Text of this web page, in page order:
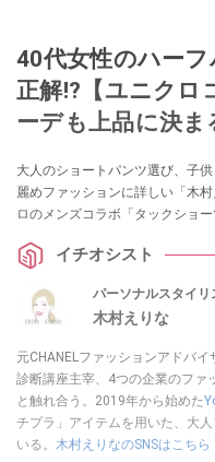
40代女性のハー
正解!?【ユニクロ
ーデも上品に決ま
大人のショートパンツ選び、子
麗めファッションに詳しい「木
ロのメンズコラボ「タックショ
イチオシスト
パーソナルスタイ
木村えりな
元CHANELファッションアドバ
診断講座主宰、4つの企業のファ
と触れ合う。2019年から始めた
チプラ」アイテムを用いた、大
いる。 木村えりなのSNSはこちら